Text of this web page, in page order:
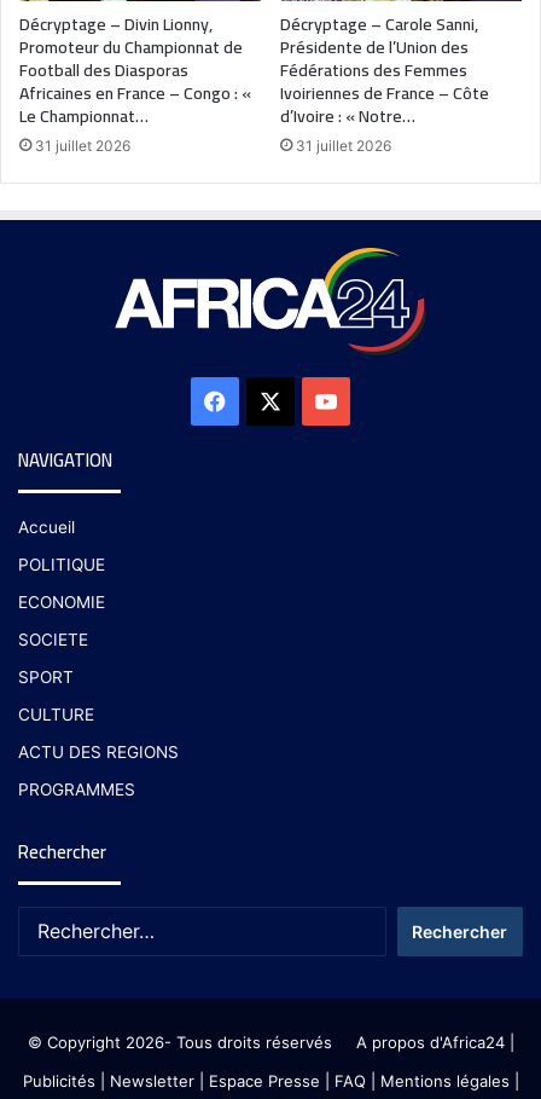
Décryptage – Divin Lionny,
Promoteur du Championnat de
Football des Diasporas
Africaines en France – Congo : «
Le Championnat…
31 juillet 2026
Décryptage – Carole Sanni,
Présidente de l’Union des
Fédérations des Femmes
Ivoiriennes de France – Côte
d’Ivoire : « Notre…
31 juillet 2026
NAVIGATION
Accueil
POLITIQUE
ECONOMIE
SOCIETE
SPORT
CULTURE
ACTU DES REGIONS
PROGRAMMES
Rechercher
© Copyright 2026- Tous droits réservés A propos d'Africa24|
Publicités
Newsletter| Espace Presse | FAQ | Mentions légales